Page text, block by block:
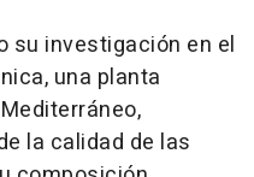
su investigación en el
una planta
la calidad de las